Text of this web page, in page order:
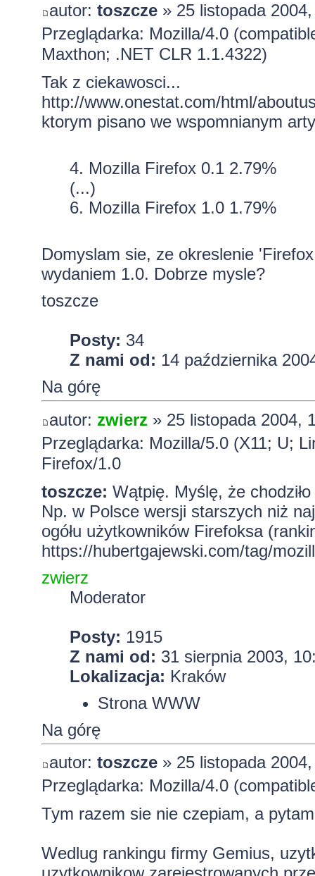
autor: toszcze» 25 listopada
Przeglądarka: Mozilla/4.0
Maxthon; .NET CLR 1.1.4322)
Tak z ciekawosci...
http://www.onestat.com/html/
ktorym pisano we wspomnianym
4. Mozilla Firefox 0.1 2.79%
(...)
6. Mozilla Firefox 1.0 1.79%
Domyslam sie, ze okreslenie
wydaniem 1.0. Dobrze mysle?
toszcze
Posty: 34
Z nami od: 14 października
Na górę
autor: zwierz» 25 listopada 2004,
Przeglądarka: Mozilla/5.0 (X11; U;
Firefox/1.0
toszcze: Wątpię. Myślę, że
Np. w Polsce wersji starszych niż
ogółu użytkowników Firefoksa
https://hubertgajewski.com/tag/
zwierz
Moderator
Posty: 1915
Z nami od: 31 sierpnia 2003,
Lokalizacja: Kraków
Strona WWW
Na górę
autor: toszcze» 25 listopada
Przeglądarka: Mozilla/4.0
Tym razem sie nie czepiam, a
Wedlug rankingu firmy Gemius,